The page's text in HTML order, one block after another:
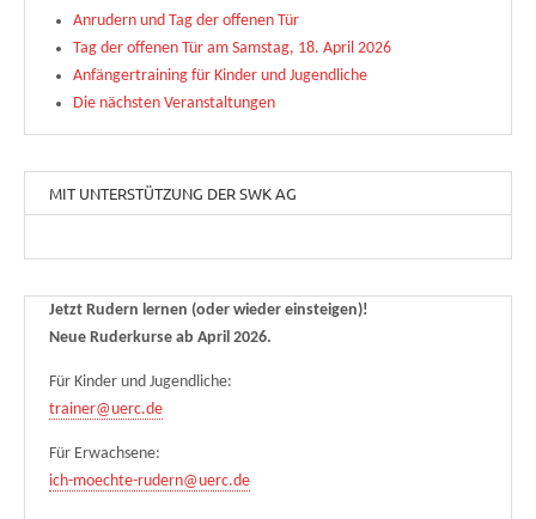
Anrudern und Tag der offenen Tür
Tag der offenen Tür am Samstag, 18. April 2026
Anfängertraining für Kinder und Jugendliche
Die nächsten Veranstaltungen
MIT UNTERSTÜTZUNG DER SWK AG
Jetzt Rudern lernen (oder wieder einsteigen)!
Neue Ruderkurse ab April 2026.
Für Kinder und Jugendliche:
trainer@uerc.de
Für Erwachsene:
ich-moechte-rudern@uerc.de